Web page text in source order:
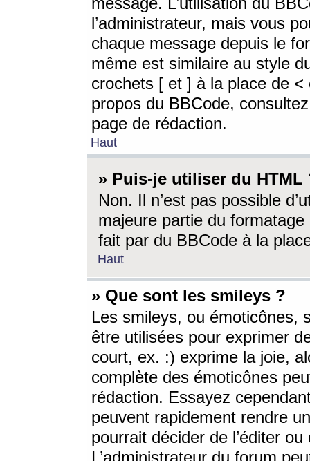
l’administrateur, mais vous
chaque message depuis le
même est similaire au style
crochets [ et ] à la place de <
propos du BBCode,
page de rédaction.
Haut
» Puis-je utiliser du HTML
Non. Il n’est pas possible
majeure partie du
fait par du BBCode à la
Haut
» Que sont les smileys ?
Les smileys, ou émoticônes,
être utilisées pour exprimer
court, ex. :) exprime la joie,
complète des émoticônes
rédaction. Essayez
peuvent rapidement rendre
pourrait décider de l’éditer